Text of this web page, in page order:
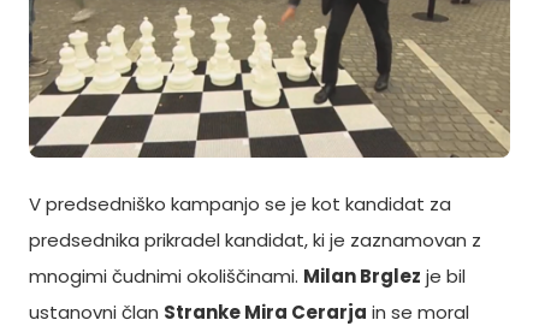
V predsedniško kampanjo se je kot kandidat za
predsednika prikradel kandidat, ki je zaznamovan z
mnogimi čudnimi okoliščinami. Milan Brglez je bil
ustanovni član Stranke Mira Cerarja in se moral